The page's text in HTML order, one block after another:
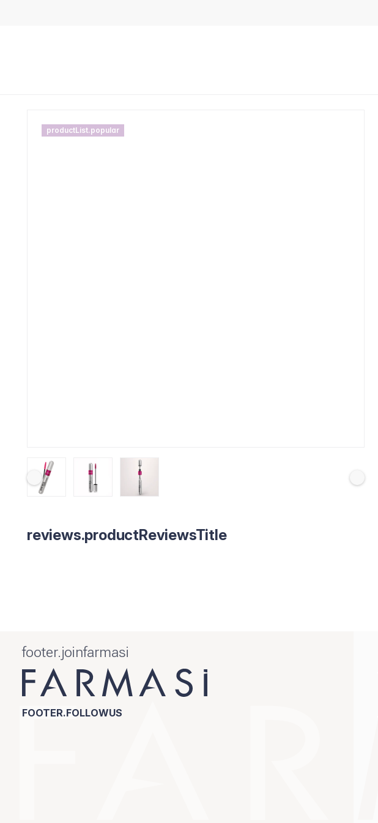
productList.popular
reviews.productReviewsTitle
footer.joinfarmasi
FOOTER.FOLLOWUS